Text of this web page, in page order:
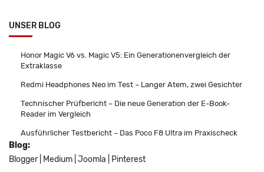
UNSER BLOG
Honor Magic V6 vs. Magic V5: Ein Generationenvergleich der
Extraklasse
Redmi Headphones Neo im Test – Langer Atem, zwei Gesichter
Technischer Prüfbericht – Die neue Generation der E-Book-
Reader im Vergleich
Ausführlicher Testbericht – Das Poco F8 Ultra im Praxischeck
Blog:
Blogger
Medium Joomla Pinterest